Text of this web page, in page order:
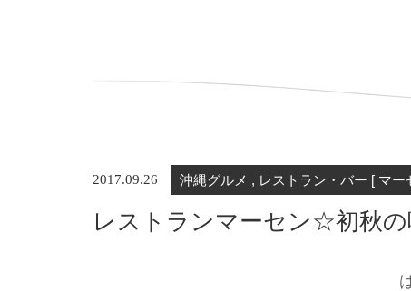
2017.09.26 沖縄グルメ , レストラン・バー [ マー
レストランマーセン☆初秋